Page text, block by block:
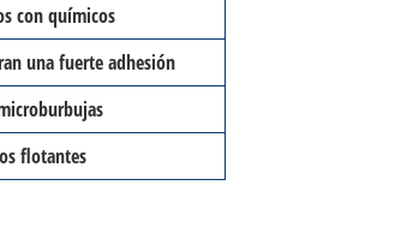
con químicos
una fuerte adhesión
flotantes